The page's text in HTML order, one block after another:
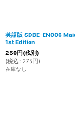
英語版 SDBE-EN006
1st Edition
250円(税別)
(税込 : 275円)
在庫なし